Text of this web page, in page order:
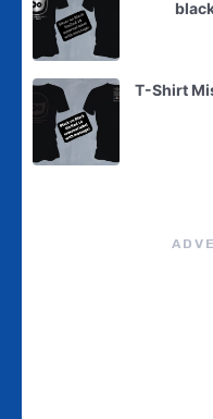
T-Shirt